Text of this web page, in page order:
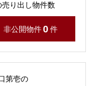
り出し物件数
非公開物件 0 件
第壱の